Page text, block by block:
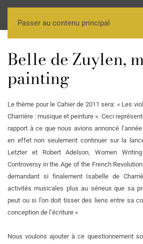
Passer au contenu principal
Belle de Zuylen,
painting
Le thème pour le Cahier de 2011 sera: « Les
Charrière : musique et peinture ». Ceci
rapport à ce que nous avions annoncé
en effet non seulement continuer sur la
Letzter et Robert Adelson, Women
Controversy in the Age of the French
demandant si finalement Isabelle de
activités musicales plus au sérieux que sa
peut ou si l’on doit tisser des liens entre sa
conception de l’écriture »
Nous voulons ajouter à ce questionnement